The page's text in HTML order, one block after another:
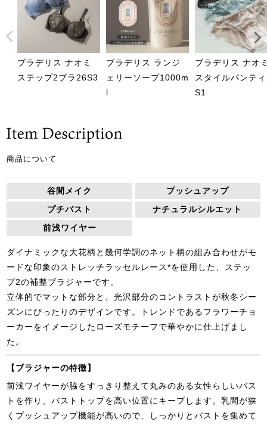
ブラデリス ナオミ
ステップ2ブラ26S3
ブラデリス ランジ
ェリーソープ1000m
l
ブラデリス ナオ
スタイルパンテ
S1
商品について
谷間メイク
プッシュアップ
プチバスト
ナチュラルシルエット
前浅ワイヤー
ダイナミックな大花柄と幾何学調のネット柄の組み合わせがモ
ードな印象のストレッチラッセルレース*を使用した、ステッ
プ2の補整ブラジャーです。
立体的でマットな部分と、光沢部分のコントラストが秋冬シー
ズンにぴったりのデザインです。トレンドであるフラワーチョ
ーカーをイメージしたローズモチーフで華やかに仕上げまし
た。
【ブラジャーの特徴】
前浅ワイヤーが脇をすっきり整えて丸みのある女性らしいバス
トを作り、バストトップを高い位置にキープします。乳間が狭
くプッシュアップ機能が高いので、しっかりとバストを集めて